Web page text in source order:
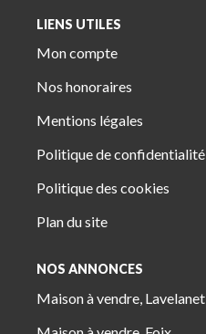
LIENS UTILES
Mon compte
Nos honoraires
Mentions légales
Politique de confidentialité
Politique des cookies
Plan du site
NOS ANNONCES
Maison à vendre, Lavelanet